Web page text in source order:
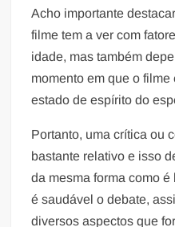
Acho importante
filme tem a ver com
idade, mas também
momento em que o
estado de espírito do
Portanto, uma crítica ou
bastante relativo e isso
da mesma forma como
é saudável o debate,
diversos aspectos que